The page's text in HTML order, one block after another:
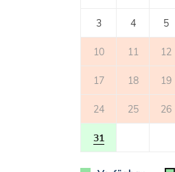
- gemeinsamer Garten
- Parkplatz: 1
3 4 5
10 11 12
17 18 19
24 25 26
31